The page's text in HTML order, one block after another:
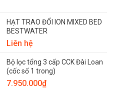
HẠT TRAO ĐỔI ION MIXED BED
BESTWATER
Liên hệ
Bộ lọc tổng 3 cấp CCK Đài Loan
(cốc số 1 trong)
7.950.000₫